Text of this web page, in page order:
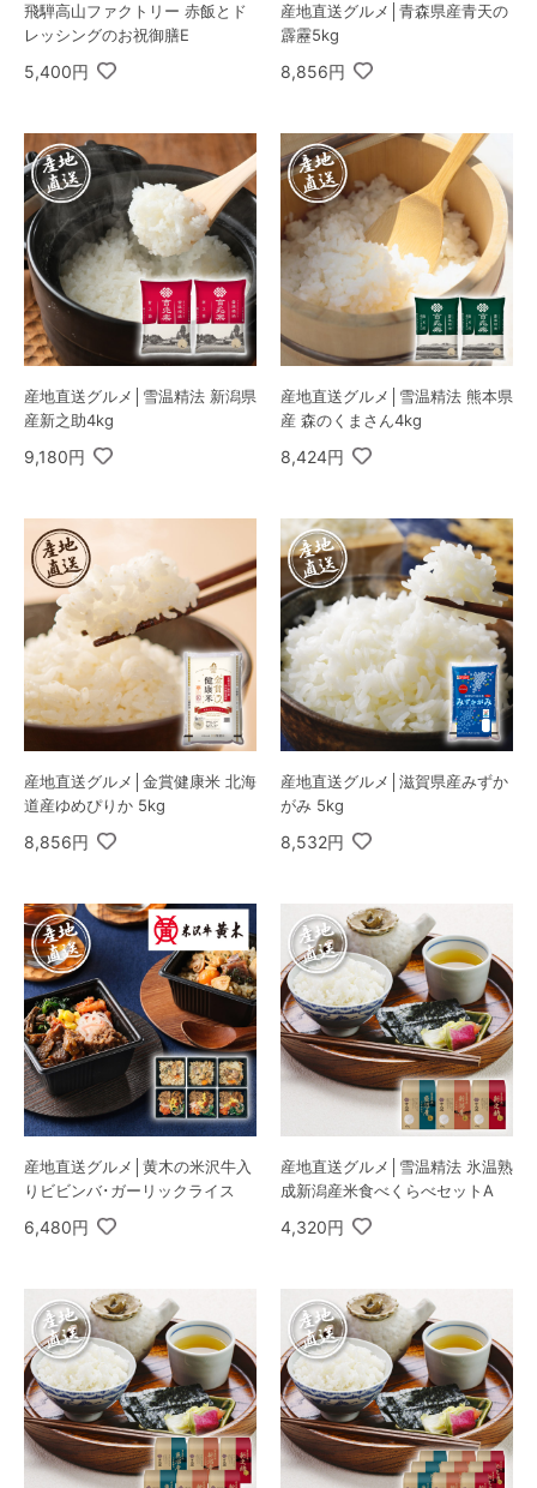
飛騨高山ファクトリー 赤飯とド
レッシングのお祝御膳E
5,400円
産地直送グルメ│青森県産青天の
霹靂5kg
8,856円
産地直送グルメ│雪温精法 新潟県
産新之助4kg
9,180円
産地直送グルメ│雪温精法 熊本県
産 森のくまさん4kg
8,424円
産地直送グルメ│金賞健康米 北海
道産ゆめぴりか 5kg
8,856円
産地直送グルメ│滋賀県産みずか
がみ 5kg
8,532円
産地直送グルメ│黄木の米沢牛入
りビビンバ･ガーリックライス
6,480円
産地直送グルメ│雪温精法 氷温熟
成新潟産米食べくらべセットA
4,320円